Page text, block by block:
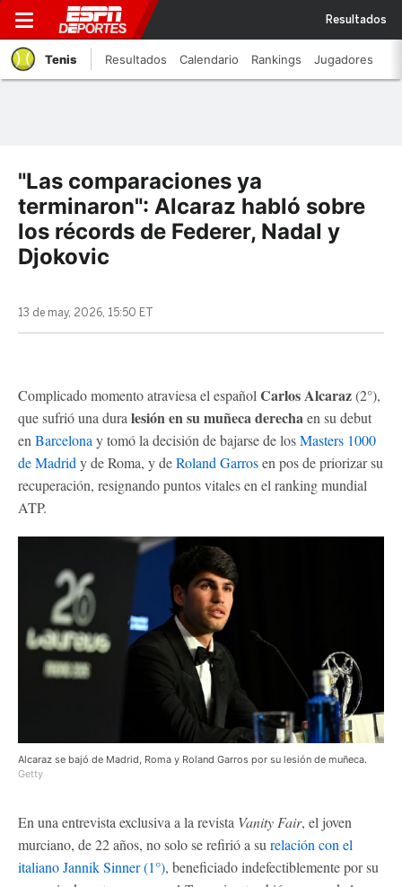
Resultados
Tenis Resultados Calendario Rankings Jugadores
"Las comparaciones ya
terminaron": Alcaraz habló sobre
los récords de Federer, Nadal y
Djokovic
13 de may, 2026, 15:50 ET
Complicado momento atraviesa el español Carlos Alcaraz(2°),
que sufrió una dura lesión en su muñeca derechaen su debut
en Barcelona y tomó la decisión de bajarse de losMasters 1000
de Madrid y de Roma, y deRoland Garrosen pos de priorizar su
recuperación, resignando puntos vitales en el ranking mundial
ATP.
Alcaraz se bajó de Madrid, Roma y Roland Garros por su lesión de muñeca.
Getty
En una entrevista exclusiva a la revista Vanity Fair, el joven
murciano, de 22 años, no solo se refirió a su relación con el
italiano Jannik Sinner (1°), beneficiado indefectiblemente por su